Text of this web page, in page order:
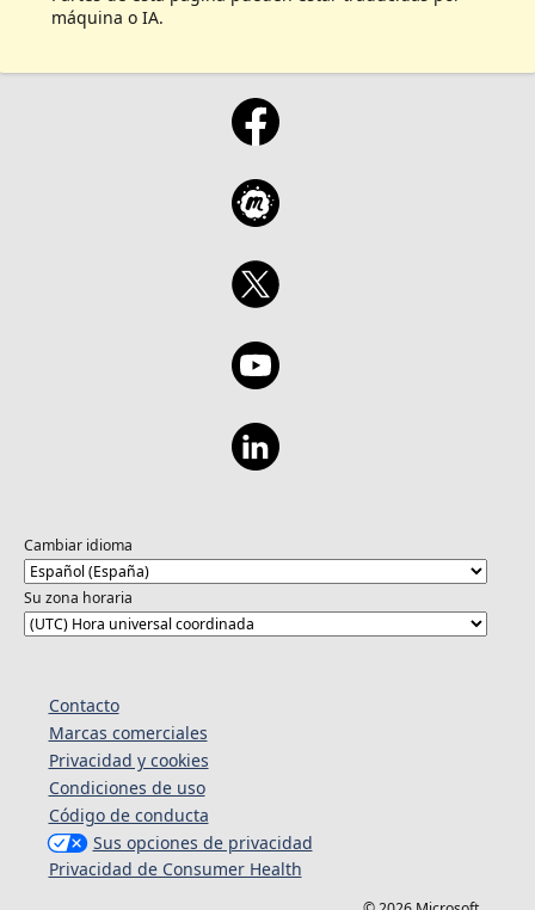
máquina o IA.
Cambiar idioma
Su zona horaria
Contacto
Marcas comerciales
Privacidad y cookies
Condiciones de uso
Código de conducta
Sus opciones de privacidad
Privacidad de Consumer Health